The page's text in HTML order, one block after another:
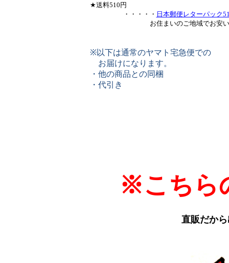
★送料510円
・・・・・ 日本郵便レターパック
お住まいのご地域でお安い方で
※以下は通常のヤマト宅急便での
お届けになります。
・他の商品との同梱
・代引き
※こちら
直販だか